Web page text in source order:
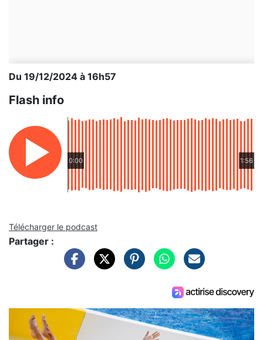
Du 19/12/2024 à 16h57
Flash info
0:00 1:56
Télécharger le podcast
Partager :